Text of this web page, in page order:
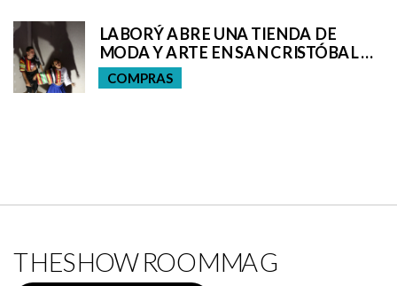
LABORÝ ABRE UNA TIENDA DE
MODA Y ARTE EN SAN CRISTÓBAL DE
LA LAGUNA
COMPRAS
THESHOWROOMMAG